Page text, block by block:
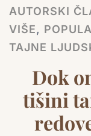
AUTORSKI
VIŠE,
TAJNE
Dok
tišini